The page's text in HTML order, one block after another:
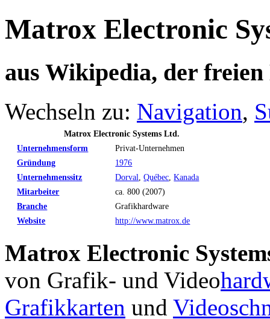
Matrox Electronic
aus Wikipedia, der
Wechseln zu: Navigation,
Matrox Electronic Systems Ltd.
Unternehmensform
Privat-Unternehmen
Gründung
1976
Unternehmenssitz
Dorval ,Québec ,Kanada
Mitarbeiter
ca. 800 (2007)
Branche
Grafikhardware
Website
http://www.matrox.de
Matrox Electronic
von Grafik- und Video
Grafikkarten und